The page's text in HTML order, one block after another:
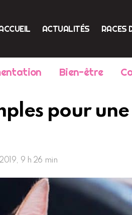
ACTUALITÉS RACES
Bien-être
pour
9 h 26 min